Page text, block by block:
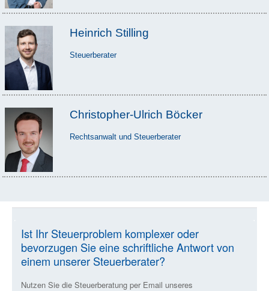
Heinrich Stilling
Steuerberater
Christopher-Ulrich Böcker
Rechtsanwalt und Steuerberater